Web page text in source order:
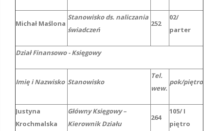
Michał Maślona
Stanowisko ds. naliczania
świadczeń
252
02/
parter
Dział Finansowo - Księgowy
Imię i Nazwisko Stanowisko
Tel.
wew.
pok/piętro
Justyna
Krochmalska
Główny Księgowy –
Kierownik Działu
264
105/ I
piętro